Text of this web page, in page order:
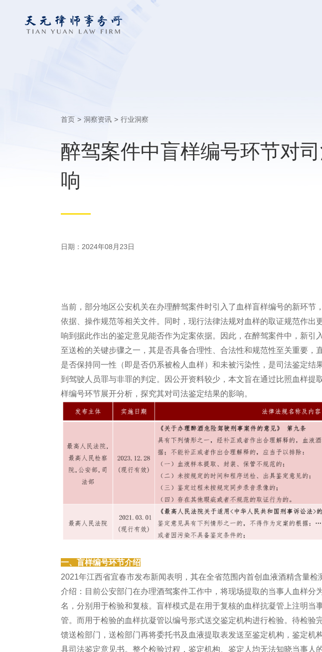
首页 > 洞察资讯 > 行业洞察
醉驾案件中盲样编号环节对
响
日期：2024年08月23日
当前，部分地区公安机关在办理醉驾案件时引入了血样盲样编号的新环节
依据、操作规范等相关文件。同时，现行法律法规对血样的取证规范作出
响到据此作出的鉴定意见能否作为定案依据。因此，在醉驾案件中，新引
至送检的关键步骤之一，其是否具备合理性、合法性和规范性至关重要，
是否保持同一性（即是否仍系被检人血样）和未被污染性，是司法鉴定结
到驾驶人员罪与非罪的判定。因公开资料较少，本文旨在通过比照血样提
样编号环节展开分析，探究其对司法鉴定结果的影响。
一、盲样编号环节介绍
2021年江西省宜春市发布新闻表明，其在全省范围内首创血液酒精含量
介绍：目前公安部门在办理酒驾案件工作中，将现场提取的当事人血样分
名，分别用于检验和复核。盲样模式是在用于复核的血样抗凝管上注明当
管。而用于检验的血样抗凝管以编号形式送交鉴定机构进行检验。待检验
馈送检部门，送检部门再将委托书及血液提取表发送至鉴定机构，鉴定机
具司法鉴定意见书。整个检验过程，鉴定机构、鉴定人均无法知晓当事人